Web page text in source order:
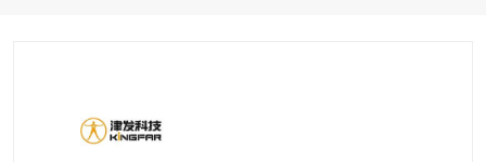
行为观察与表情分析